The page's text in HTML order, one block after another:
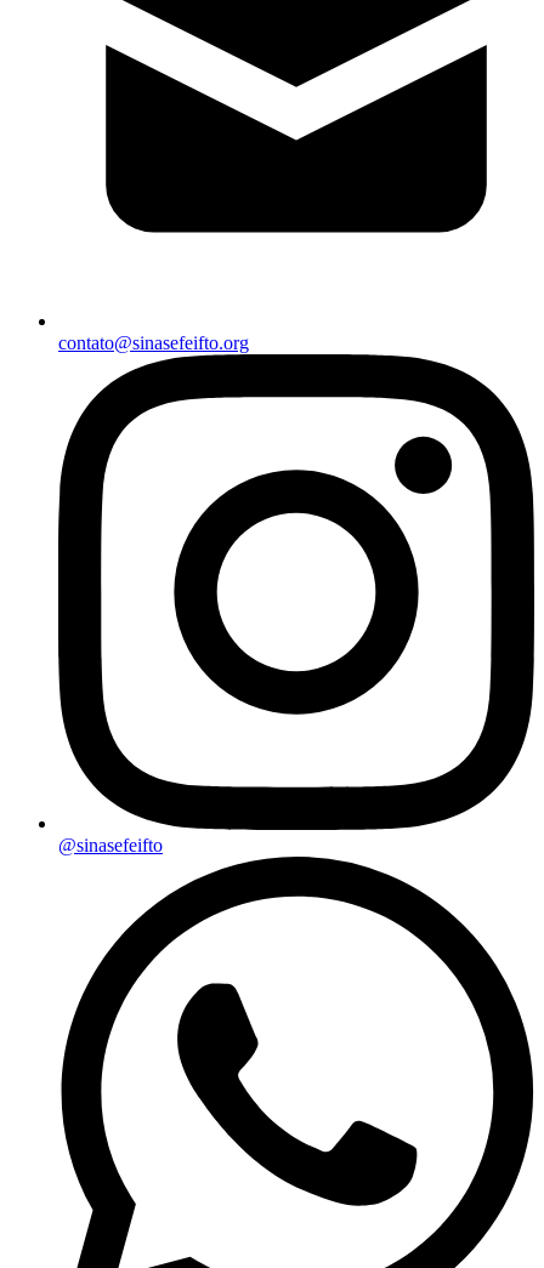
contato@sinasefeifto.org
@sinasefeifto